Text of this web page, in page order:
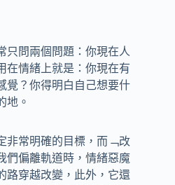
只問兩個問題：你現在人
在情緒上就是：你現在有
覺？你得明白自己想要什
地。
非常明確的目標，而﹁改
們偏離軌道時，情緒惡魔
路穿越改變，此外，它還